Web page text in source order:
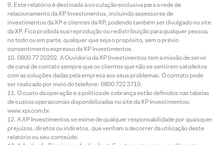
Este relatório é destinado à circulação exclusiva para a rede de
relacionamento da XP Investimentos, incluindo assessores de
investimentos da XP e clientes da XP, podendo também ser divulgado no site
da XP. Fica proibida sua reprodução ou redistribuição para qualquer pessoa,
no todo ou em parte, qualquer que seja o propósito, sem o prévio
consentimento expresso da XP Investimentos.
0800 77 20202. A Ouvidoria da XP Investimentos tem a missão de servir
de canal de contato sempre que os clientes que não se sentirem satisfeitos
com as soluções dadas pela empresa aos seus problemas. O contato pode
ser realizado por meio do telefone: 0800 722 3710.
O custo da operação e a política de cobrança estão definidos nas tabelas
de custos operacionais disponibilizadas no site da XP Investimentos:
www.xpi.com.br.
A XP Investimentos se exime de qualquer responsabilidade por quaisquer
prejuízos, diretos ou indiretos, que venham a decorrer da utilização deste
relatório ou seu conteúdo.